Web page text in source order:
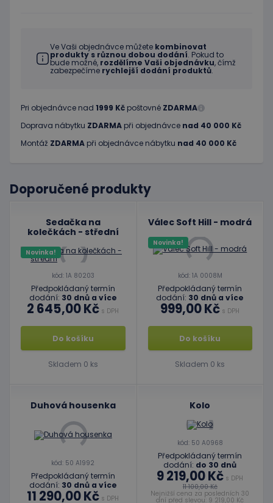
Ve Vaši objednávce můžete kombinovat
produkty s různou dobou dodání. Pokud to
bude možné, rozdělíme Vaši objednávku, čímž
zabezpečíme rychlejší dodání produktů.
Pri objednávce nad 1999 Kč poštovné ZDARMA
Doprava nábytku ZDARMA při objednávce nad 40 000 Kč
Montáž ZDARMA při objednávce nábytku nad 40 000 Kč
Doporučené produkty
Sedačka na
kolečkách - střední
Novinka!
kód: 1A 80203
Předpokládaný termín
dodání: 30 dnů a více
2 645,00 Kč s DPH
Do košíku
Skladem 0 ks
Válec Soft Hill - modrá
Novinka!
kód: 1A 0008M
Předpokládaný termín
dodání: 30 dnů a více
999,00 Kč s DPH
Do košíku
Skladem 0 ks
Duhová housenka
kód: 50 A1992
Předpokládaný termín
dodání: 30 dnů a více
11 290,00 Kč s DPH
Kolo
kód: 50 A0968
Předpokládaný termín
dodání: do 30 dnů
9 219,00 Kč s DPH
11 100,00 Kč
Nejnižší cena za posledních 30
dní před slevou: 9 219,00 Kč